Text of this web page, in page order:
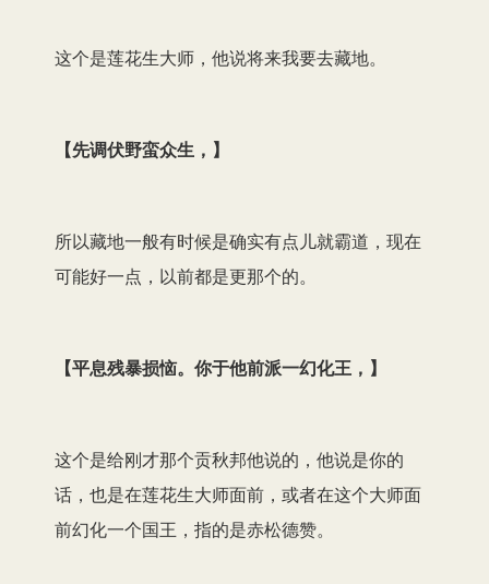
这个是莲花生大师，他说将来我要去藏地。
【先调伏野蛮众生，】
所以藏地一般有时候是确实有点儿就霸道，现在
可能好一点，以前都是更那个的。
【平息残暴损恼。你于他前派一幻化王，】
这个是给刚才那个贡秋邦他说的，他说是你的
话，也是在莲花生大师面前，或者在这个大师面
前幻化一个国王，指的是赤松德赞。